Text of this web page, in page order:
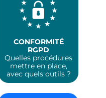
CONFORMITÉ
RGPD
Quelles procédures
mettre en place,
avec quels outils ?